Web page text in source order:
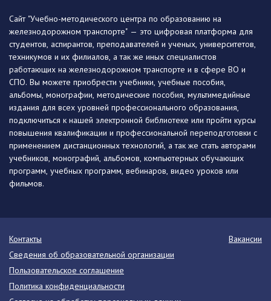
Сайт "Учебно-методического центра по образованию на
железнодорожном транспорте" — это цифровая платформа для
студентов, аспирантов, преподавателей и ученых, университетов,
техникумов и их филиалов, а так же иных специалистов
работающих на железнодорожном транспорте и в сфере ВО и
СПО. Вы можете приобрести учебники, учебные пособия,
альбомы, монографии, методические пособия, мультимедийные
издания для всех уровней профессионального образования,
подключиться к нашей электронной библиотеке или пройти курсы
повышения квалификации и профессиональной переподготовки с
применением дистанционных технологий, а так же стать авторами
учебников, монографий, альбомов, компьютерных обучающих
программ, учебных программ, вебинаров, видео уроков или
фильмов.
Контакты
Вакансии
Сведения об образовательной организации
Пользовательское соглашение
Политика конфиденциальности